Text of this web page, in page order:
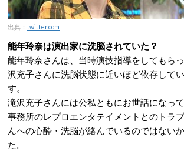
出典： twitter.com
能年玲奈は演出家に洗脳されていた？
能年玲奈さんは、当時演技指導をしてもら
沢充子さんに洗脳状態に近いほど依存して
す。
滝沢充子さんには公私ともにお世話になっ
事務所のレプロエンタテイメントとのトラ
んへの心酔・洗脳が絡んでいるのではない
た。